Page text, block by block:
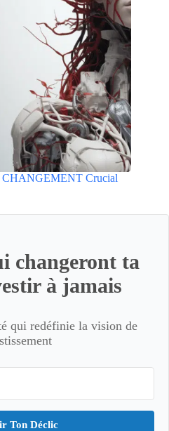
CHANGEMENT Crucial
changeront ta
à jamais
qui redéfinie la vision de
Ton Déclic